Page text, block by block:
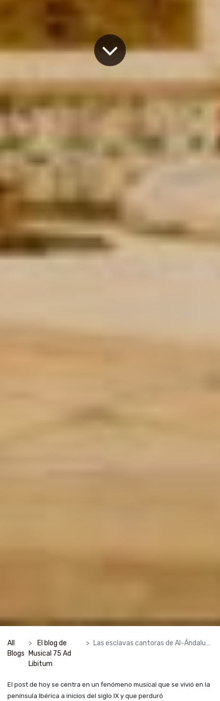
All
Blogs
El blog de
Musical 75 Ad
Libitum
Las esclavas cantoras de Al-Ándalus: mucho más que unas prostitutas de lujo.
El post de hoy se centra en un fenómeno musical que se vivió en la
península Ibérica a inicios del siglo IX y que perduró